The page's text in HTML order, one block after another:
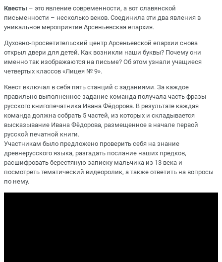
Квесты – это явление современности, а вот славянской
письменности – несколько веков. Соединила эти два явления в
уникальное мероприятие Арсеньевская епархия.
Духовно-просветительский центр Арсеньевской епархии снова
открыл двери для детей. Как возникли наши буквы? Почему они
именно так изображаются на письме? Об этом узнали учащиеся
четвертых классов «Лицея № 9».
Квест включал в себя пять станций с заданиями. За каждое
правильно выполненное задание команда получала часть фразы
русского книгопечатника Ивана Фёдорова. В результате каждая
команда должна собрать 5 частей, из которых и складывается
высказывание Ивана Фёдорова, размещенное в начале первой
русской печатной книги.
Участникам было предложено проверить себя на знание
древнерусского языка, разгадать послание наших предков,
расшифровать берестяную записку мальчика из 13 века и
посмотреть тематический видеоролик, а также ответить на вопросы
по нему.